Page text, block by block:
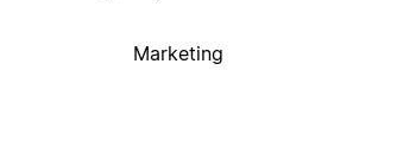
Marketing